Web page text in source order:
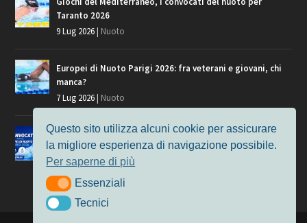
Taranto 2026
9 Lug 2026| Nuoto
Europei di Nuoto Parigi 2026: fra veterani e giovani, chi
manca?
7 Lug 2026| Nuoto
Europei di Nuoto, i convocati per Parigi 2026
3 Lug 2026|Nuoto
Questo sito utilizza alcuni cookie per assicurare
la migliore esperienza di navigazione possibile.
Per saperne di più
EssenzialiEssenziali
TecniciTecnici